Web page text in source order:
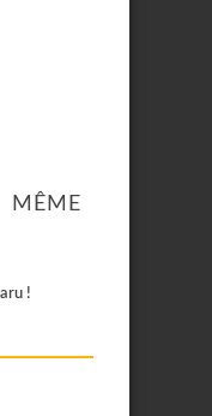
!